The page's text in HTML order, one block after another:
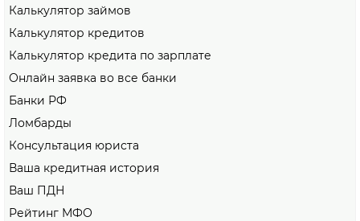
Калькулятор займов
Калькулятор кредитов
Калькулятор кредита по зарплате
Онлайн заявка во все банки
Банки РФ
Ломбарды
Консультация юриста
Ваша кредитная история
Ваш ПДН
Рейтинг МФО